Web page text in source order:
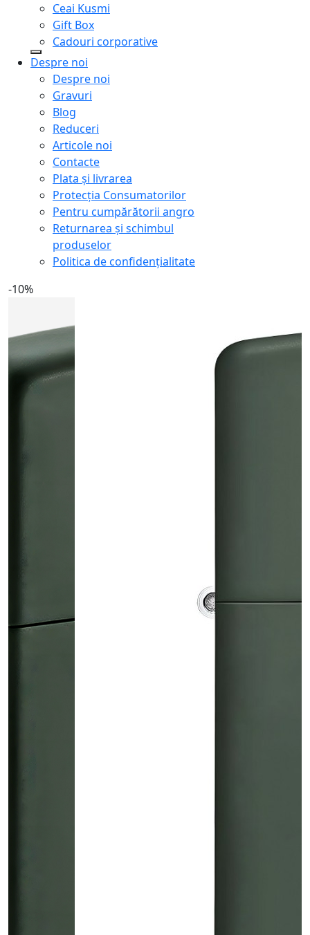
Ceai Kusmi
Gift Box
Cadouri corporative
Despre noi
Despre noi
Gravuri
Blog
Reduceri
Articole noi
Contacte
Plata și livrarea
Protecţia Consumatorilor
Pentru cumpărătorii angro
Returnarea și schimbul
produselor
Politica de confidențialitate
-10%